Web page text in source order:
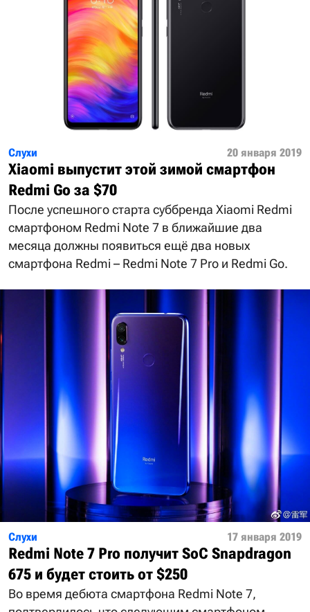
Слухи 20 января 2019
Xiaomi выпустит этой зимой смартфон
Redmi Go за $70
После успешного старта суббренда Xiaomi Redmi
смартфоном Redmi Note 7 в ближайшие два
месяца должны появиться ещё два новых
смартфона Redmi – Redmi Note 7 Pro и Redmi Go.
Слухи 17 января 2019
Redmi Note 7 Pro получит SoC Snapdragon
675 и будет стоить от $250
Во время дебюта смартфона Redmi Note 7,